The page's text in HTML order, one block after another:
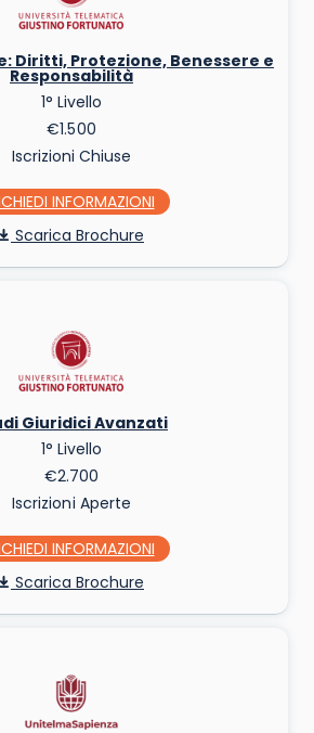
Diritti, Protezione, Benessere e
Responsabilità
1° Livello
€1.500
Iscrizioni Chiuse
INFO
Scarica Brochure
Giuridici Avanzati
1° Livello
€2.700
Iscrizioni Aperte
INFO
Scarica Brochure